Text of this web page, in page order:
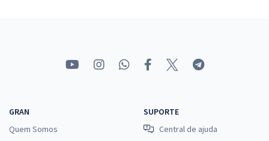
GRAN
Quem Somos
SUPORTE
Central de ajuda